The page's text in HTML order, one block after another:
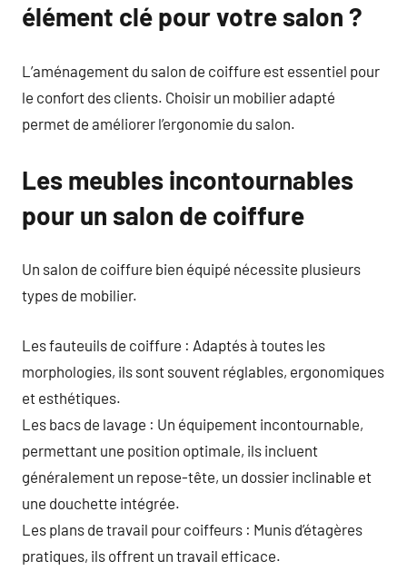
élément clé pour votre salon ?
L’aménagement du salon de coiffure est essentiel pour
le confort des clients. Choisir un mobilier adapté
permet de améliorer l’ergonomie du salon.
Les meubles incontournables
pour un salon de coiffure
Un salon de coiffure bien équipé nécessite plusieurs
types de mobilier.
Les fauteuils de coiffure : Adaptés à toutes les
morphologies, ils sont souvent réglables, ergonomiques
et esthétiques.
Les bacs de lavage : Un équipement incontournable,
permettant une position optimale, ils incluent
généralement un repose-tête, un dossier inclinable et
une douchette intégrée.
Les plans de travail pour coiffeurs : Munis d’étagères
pratiques, ils offrent un travail efficace.